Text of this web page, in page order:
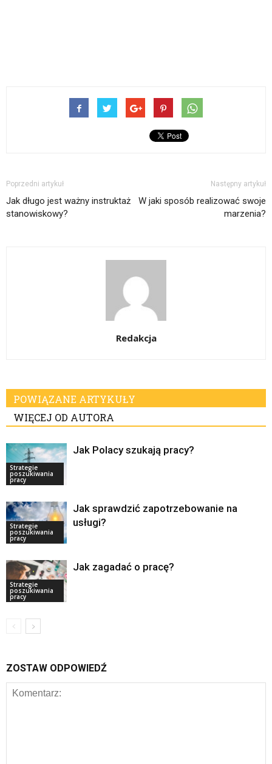
Poprzedni artykuł
Jak długo jest ważny instruktaż
stanowiskowy?
Następny artykuł
W jaki sposób realizować swoje
marzenia?
Redakcja
POWIĄZANE ARTYKUŁY
WIĘCEJ OD AUTORA
Strategie
poszukiwania
pracy
Jak Polacy szukają pracy?
Strategie
poszukiwania
pracy
Jak sprawdzić zapotrzebowanie na
usługi?
Strategie
poszukiwania
pracy
Jak zagadać o pracę?
ZOSTAW ODPOWIEDŹ